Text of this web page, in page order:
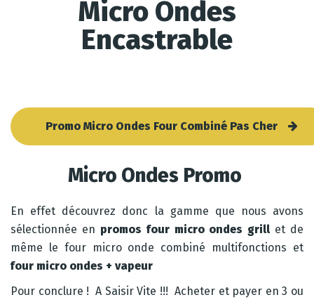
Micro Ondes
Encastrable
Promo Micro Ondes Four Combiné Pas Cher
Micro Ondes Promo
En effet découvrez donc la gamme que nous avons
sélectionnée en promos four micro ondes grill et de
même le four micro onde combiné multifonctions et
four micro ondes + vapeur
Pour conclure ! A Saisir Vite !!! Acheter et payer en 3 ou